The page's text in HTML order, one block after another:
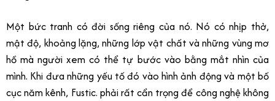
Một bức tranh có đời sống riêng của nó. Nó có nhịp thở,
mật độ, khoảng lặng, những lớp vật chất và những vùng mơ
hồ mà người xem có thể tự bước vào bằng mắt nhìn của
mình. Khi đưa những yếu tố đó vào hình ảnh động và một bố
cục năm kênh, Fustic. phải rất cẩn trọng để công nghệ không